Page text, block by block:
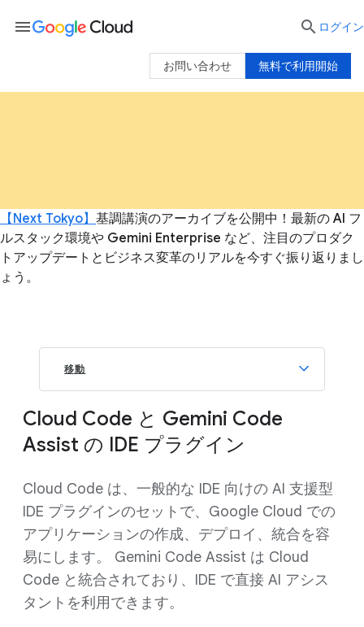
【Next Tokyo】 基調講演のアーカイブを公開中！最新の AI フ
ルスタック環境や Gemini Enterprise など、注目のプロダク
トアップデートとビジネス変革のリアルを今すぐ振り返りまし
ょう。
移動
Cloud Code と Gemini Code
Assist の IDE プラグイン
Cloud Code は、一般的な IDE 向けの AI 支援型
IDE プラグインのセットで、Google Cloud での
アプリケーションの作成、デプロイ、統合を容
易にします。 Gemini Code Assist は Cloud
Code と統合されており、IDE で直接 AI アシス
タントを利用できます。
menu  ログイン
無料で利用開始
お問い合わせ